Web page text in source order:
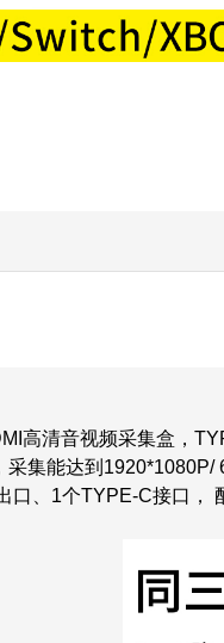
清音视频采集盒，
集能达到
口、1个TYPE-C接口